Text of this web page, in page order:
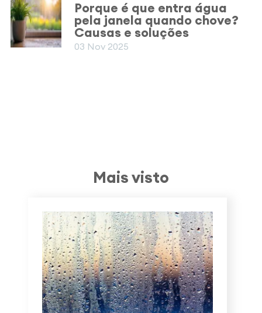
Porque é que entra água
pela janela quando chove?
Causas e soluções
03 Nov 2025
Mais visto